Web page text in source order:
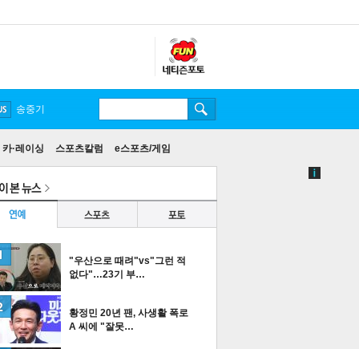
카·레이싱 스포츠칼럼 e스포츠/게임
송중기
"우산으로 때려"vs"그런 적
없다"…23기 부…
황정민 20년 팬, 사생활 폭로
A 씨에 "잘못…